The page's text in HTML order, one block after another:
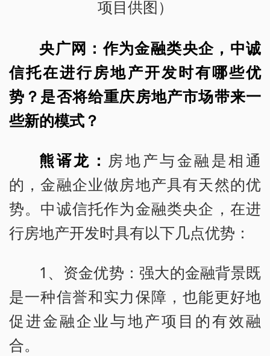
项目供图）
央广网：作为金融类央企，中诚
信托在进行房地产开发时有哪些优
势？是否将给重庆房地产市场带来一
些新的模式？
熊谞龙： 房地产与金融是相通
的，金融企业做房地产具有天然的优
势。中诚信托作为金融类央企，在进
行房地产开发时具有以下几点优势：
1、资金优势：强大的金融背景既
是一种信誉和实力保障，也能更好地
促进金融企业与地产项目的有效融
合。